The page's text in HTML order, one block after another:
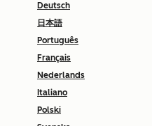
Deutsch
日本語
Português
Français
Nederlands
Italiano
Polski